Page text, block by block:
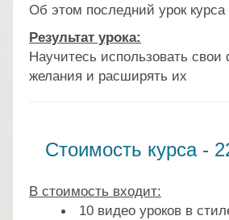
Об этом последний урок курса
Результат урока:
Научитесь использовать
желания и расширять их
Стоимость курса -
В стоимость входит:
10 видео уроков в